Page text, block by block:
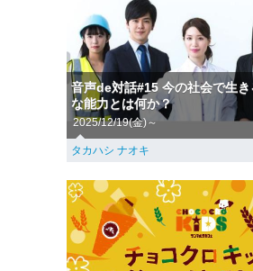
音声de対話#15 今の社会で生
な能力とは何か？
2025/12/19(金)～
タカハシ ナオキ